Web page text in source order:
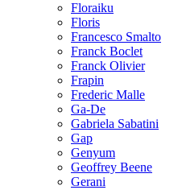
Floraiku
Floris
Francesco Smalto
Franck Boclet
Franck Olivier
Frapin
Frederic Malle
Ga-De
Gabriela Sabatini
Gap
Genyum
Geoffrey Beene
Gerani